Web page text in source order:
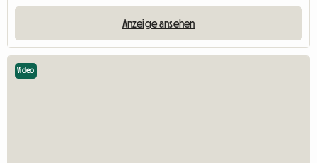
Anzeige ansehen
Video